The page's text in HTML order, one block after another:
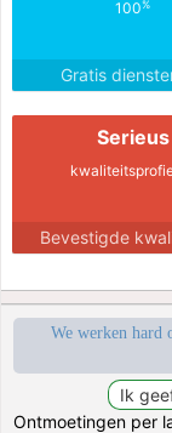
100%
Gratis
Serieus
Bevestigde
We werken hard
Ontmoetingen per